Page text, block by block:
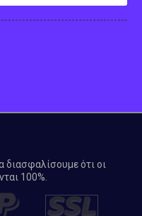
ότι οι
100%.